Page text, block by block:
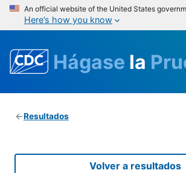
An official website of the United States
Here’s how you know
Hágase la
Resultados
Volver a resultados